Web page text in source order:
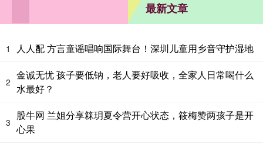
最新文章
1 人人配 方言童谣唱响国际舞台！深圳儿童用乡音守护湿地
2
金诚无忧 孩子要低钠，老人要好吸收，全家人日常喝什么
水最好？
3
股牛网 兰姐分享箖玥夏令营开心状态，筱梅赞两孩子是开
心果